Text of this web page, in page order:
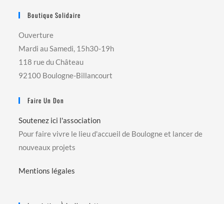
Boutique Solidaire
Ouverture
Mardi au Samedi, 15h30-19h
118 rue du Château
92100 Boulogne-Billancourt
Faire Un Don
Soutenez ici l'association
Pour faire vivre le lieu d'accueil de Boulogne et lancer de
nouveaux projets
Mentions légales